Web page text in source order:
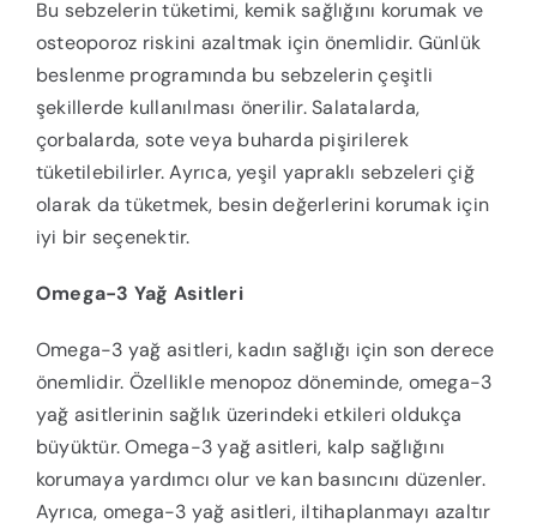
Bu sebzelerin tüketimi, kemik sağlığını korumak ve
osteoporoz riskini azaltmak için önemlidir. Günlük
beslenme programında bu sebzelerin çeşitli
şekillerde kullanılması önerilir. Salatalarda,
çorbalarda, sote veya buharda pişirilerek
tüketilebilirler. Ayrıca, yeşil yapraklı sebzeleri çiğ
olarak da tüketmek, besin değerlerini korumak için
iyi bir seçenektir.
Omega-3 Yağ Asitleri
Omega-3 yağ asitleri, kadın sağlığı için son derece
önemlidir. Özellikle menopoz döneminde, omega-3
yağ asitlerinin sağlık üzerindeki etkileri oldukça
büyüktür. Omega-3 yağ asitleri, kalp sağlığını
korumaya yardımcı olur ve kan basıncını düzenler.
Ayrıca, omega-3 yağ asitleri, iltihaplanmayı azaltır